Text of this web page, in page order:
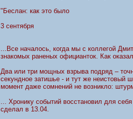
"Беслан: как это было
3 сентября
...Все началось, когда мы с коллегой
знакомых раненых официанток. Как
Два или три мощных взрыва подряд –
секундное затишье - и тут же неистовый
момент даже сомнений не возникло:
... Хронику событий восстановил для
сделал в 13.04.